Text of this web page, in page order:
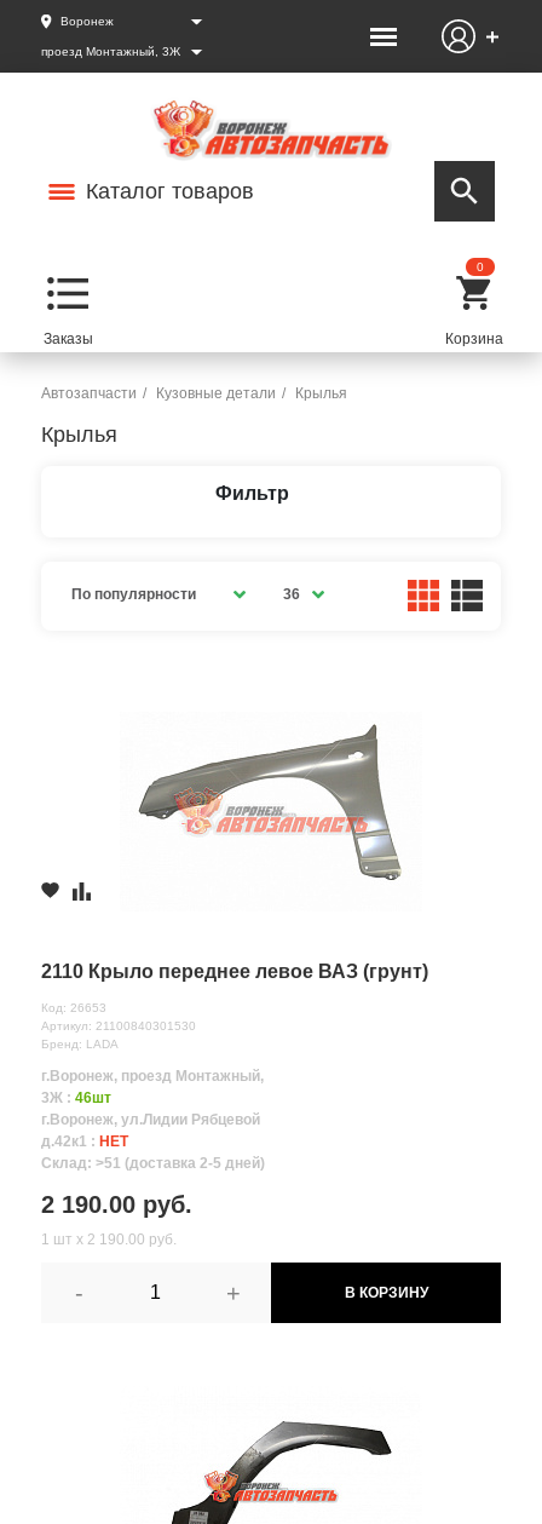
Воронеж
проезд Монтажный, 3Ж
Каталог товаров
0
Автозапчасти Кузовные детали Крылья
Крылья
Фильтр
По популярности 36
2110 Крыло переднее левое ВАЗ (грунт)
Код: 26653
Артикул: 21100840301530
Бренд: LADA
г.Воронеж, проезд Монтажный,
3Ж : 46шт
г.Воронеж, ул.Лидии Рябцевой
д.42к1 : НЕТ
Склад: >51 (доставка 2-5 дней)
2 190.00 руб.
1 шт х 2 190.00 руб.
- + В КОРЗИНУ